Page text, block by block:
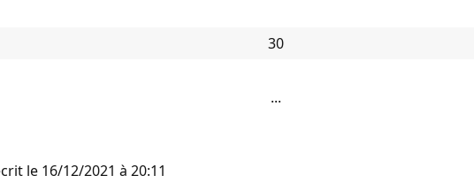
30
...
le 16/12/2021 à 20:11